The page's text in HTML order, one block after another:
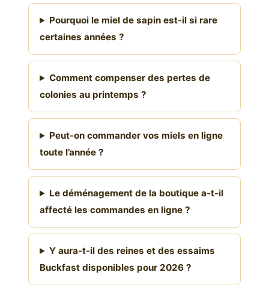
Pourquoi le miel de sapin est-il si rare
certaines années ?
Comment compenser des pertes de
colonies au printemps ?
Peut-on commander vos miels en ligne
toute l’année ?
Le déménagement de la boutique a-t-il
affecté les commandes en ligne ?
Y aura-t-il des reines et des essaims
Buckfast disponibles pour 2026 ?